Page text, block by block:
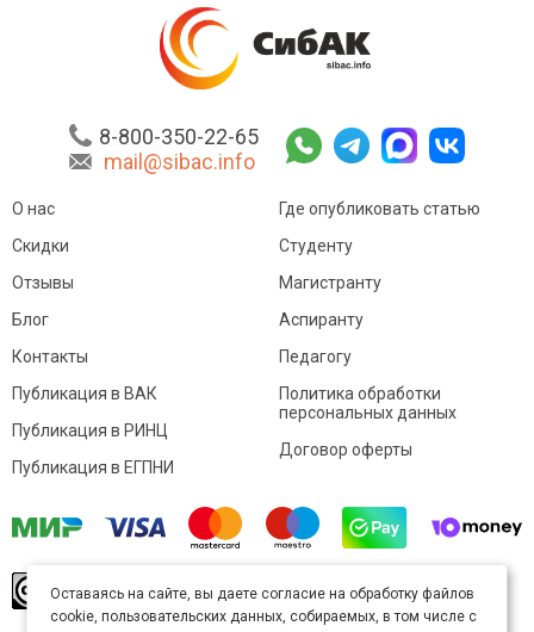
8-800-350-22-65
mail@sibac.info
О нас
Скидки
Отзывы
Блог
Контакты
Где опубликовать статью
Студенту
Магистранту
Аспиранту
Педагогу
Публикация в ВАК
Публикация в РИНЦ
Публикация в ЕГПНИ
Политика обработки
персональных данных
Договор оферты
произведение доступно полицензии Creative
Commons «Attribution» («Атрибуция») 4.0
Оставаясь на сайте, вы даете согласие на обработку файлов
cookie, пользовательских данных, собираемых, в том числе с